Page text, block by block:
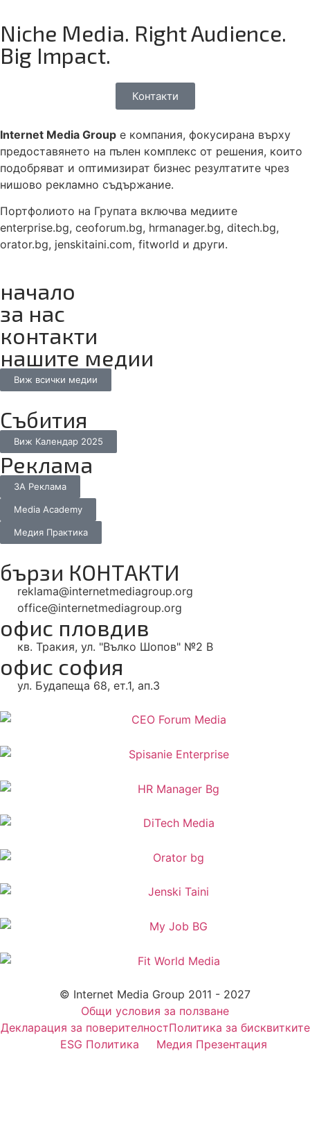
Niche Media. Right Audience.
Big Impact.
Контакти
Internet Media Group е компания, фокусирана върху
предоставянето на пълен комплекс от решения, които
подобряват и оптимизират бизнес резултатите чрез
нишово рекламно съдържание.
Портфолиото на Групата включва медиите
enterprise.bg, ceoforum.bg, hrmanager.bg, ditech.bg,
orator.bg, jenskitaini.com, fitworld и други.
начало
за нас
контакти
нашите медии
Виж всички медии
Събития
Виж Календар 2025
Реклама
ЗА Реклама
Media Academy
Медия Практика
бързи КОНТАКТИ
reklama@internetmediagroup.org
office@internetmediagroup.org
офис пловдив
кв. Тракия, ул. "Вълко Шопов" №2 В
офис софия
ул. Будапеща 68, ет.1, ап.3
© Internet Media Group 2011 - 2027
Общи условия за ползване
Декларация за поверителностПолитика за бисквитките
ESG Политика
Медия Презентация